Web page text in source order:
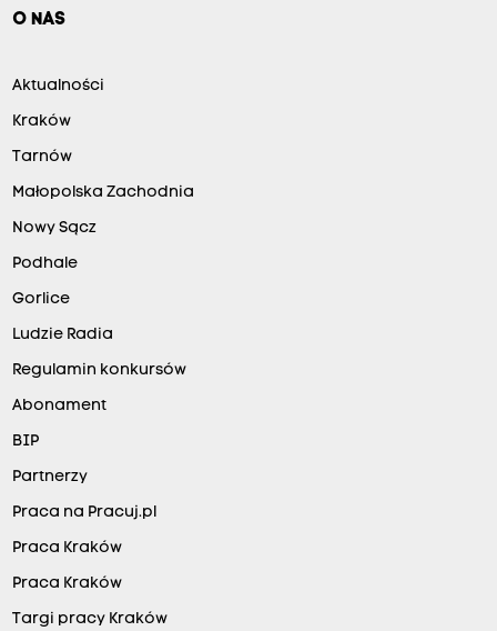
O NAS
Aktualności
Kraków
Tarnów
Małopolska Zachodnia
Nowy Sącz
Podhale
Gorlice
Ludzie Radia
Regulamin konkursów
Abonament
BIP
Partnerzy
Praca na Pracuj.pl
Praca Kraków
Praca Kraków
Targi pracy Kraków